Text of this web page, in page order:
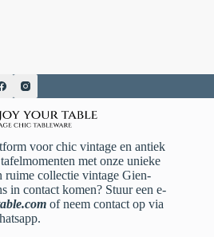
voor chic vintage en antiek
met onze unieke
ruime collectie vintage Gien-
in contact komen? Stuur een e-
of neem contact op via